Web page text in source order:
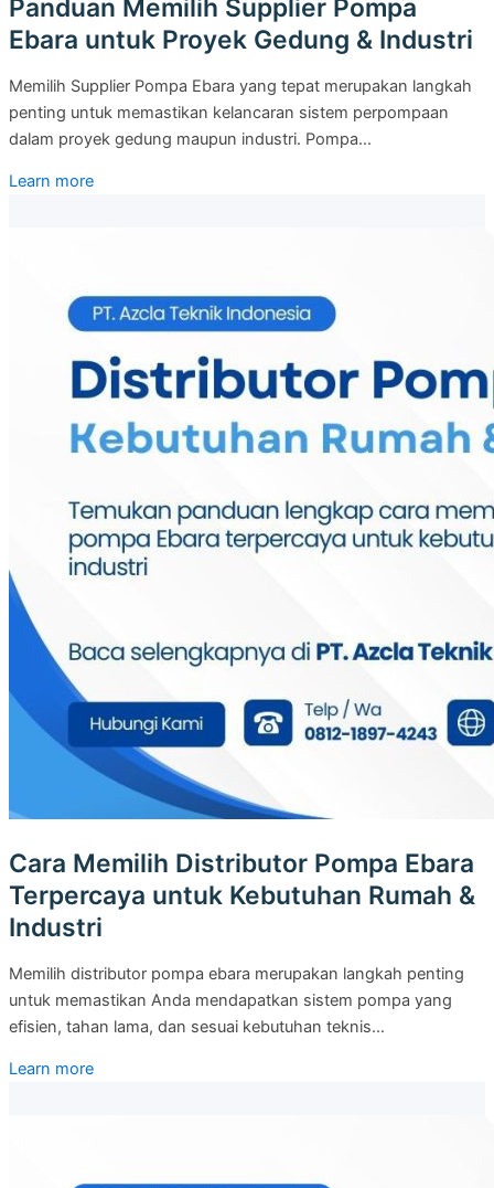
Panduan Memilih Supplier Pompa
Ebara untuk Proyek Gedung & Industri
Memilih Supplier Pompa Ebara yang tepat merupakan langkah
penting untuk memastikan kelancaran sistem perpompaan
dalam proyek gedung maupun industri. Pompa…
Learn more
Cara Memilih Distributor Pompa Ebara
Terpercaya untuk Kebutuhan Rumah &
Industri
Memilih distributor pompa ebara merupakan langkah penting
untuk memastikan Anda mendapatkan sistem pompa yang
efisien, tahan lama, dan sesuai kebutuhan teknis…
Learn more